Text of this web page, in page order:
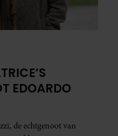
EDOARDO
de echtgenoot van